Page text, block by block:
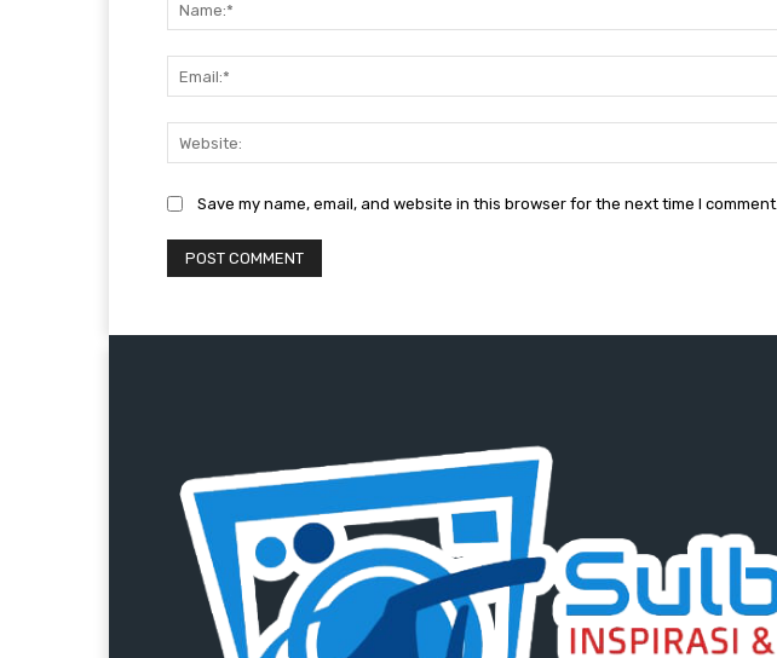
Save my name, email, and website in this browser for the next time I comment.